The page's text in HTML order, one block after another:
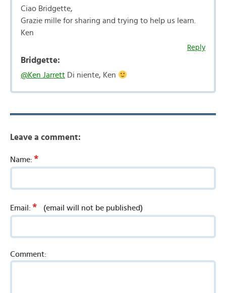
Ciao Bridgette,
Grazie mille for sharing and trying to help us learn.
Ken
Reply
Bridgette:
@Ken Jarrett Di niente, Ken
Leave a comment:
Name: *
Email: * (email will not be published)
Comment: